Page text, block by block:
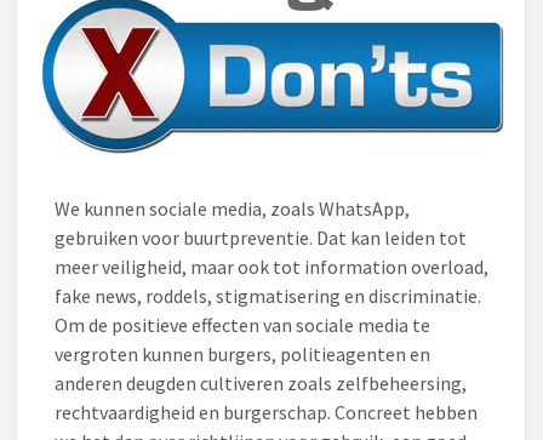
We kunnen sociale media, zoals WhatsApp,
gebruiken voor buurtpreventie. Dat kan leiden tot
meer veiligheid, maar ook tot information overload,
fake news, roddels, stigmatisering en discriminatie.
Om de positieve effecten van sociale media te
vergroten kunnen burgers, politieagenten en
anderen deugden cultiveren zoals zelfbeheersing,
rechtvaardigheid en burgerschap. Concreet hebben